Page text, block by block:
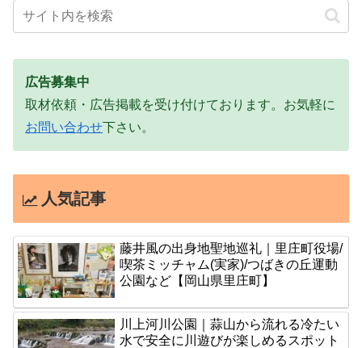
広告募集中
取材依頼・広告掲載を受け付けております。お気軽に
お問い合わせ下さい。
人気記事
藤井風の出身地聖地巡礼｜里庄町役場/
喫茶ミッチャム(実家)/つばきの丘運動
公園など【岡山県里庄町】
川上河川公園｜蒜山から流れる冷たい
水で安全に川遊びが楽しめるスポット